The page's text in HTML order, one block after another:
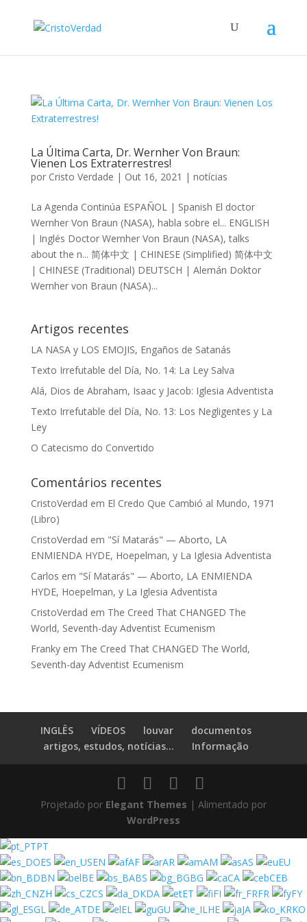
La Última Carta, Dr. Wernher Von Braun:
Vienen Los Extraterrestres!
por Cristo Verdade | Out 16, 2021 | notícias
La Agenda Continúa ESPAÑOL | Spanish El doctor
Wernher Von Braun (NASA), habla sobre el... ENGLISH
| Inglés Doctor Wernher Von Braun (NASA), talks
about the n... 简体中文 | CHINESE (Simplified) 简体中文
| CHINESE (Traditional) DEUTSCH | Alemán Doktor
Wernher von Braun (NASA)...
Artigos recentes
LA NASA y LOS EMOJIS, Engaños de Satanás
Texto Irrefutable del Día, No. 14: La Ley Salva
Alá, Dios de Abraham, Isaac y Jacob: Iglesia Adventista
Texto Irrefutable del Día, No. 13: Los Negligentes y La
Ley
O Catecismo do Convertido
Comentários recentes
CristoVerdad em El Credo Que Cambió al Mundo, 1971
(Libro)
CristoVerdad em "Sí Matarás" — Aborto, LA
ENMIENDA HYDE, Hoepelman, y La Iglesia Adventista
Carlos em "Sí Matarás" — Aborto, LA ENMIENDA
HYDE, Hoepelman, y La Iglesia Adventista
CristoVerdad em The Creed That CHANGED The
World, Seventh-day Adventist Ecumenism
Frankyem The Creed That CHANGED The World,
Seventh-day Adventist Ecumenism
INGLÊS VÍDEOS louvar
documentos
artigos, estudos, notícias...
Informação
Projetado por Elegant Themes | Alimentado por
WordPress
PT
ES
EN AF AR AM AS
EU
BN
BE BS BG CA
CEB
ZH
CS DA ET FI FR
FY
GL
DE EL GU HE JA
KO